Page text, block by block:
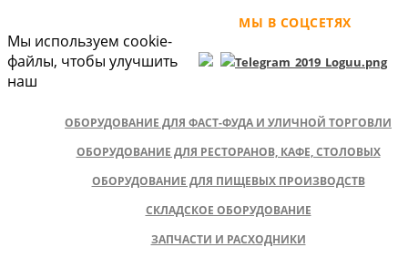
МЫ В СОЦСЕТЯХ
ОБОРУДОВАНИЕ ДЛЯ ФАСТ-ФУДА И УЛИЧНОЙ ТОРГОВЛИ
ОБОРУДОВАНИЕ ДЛЯ РЕСТОРАНОВ, КАФЕ, СТОЛОВЫХ
ОБОРУДОВАНИЕ ДЛЯ ПИЩЕВЫХ ПРОИЗВОДСТВ
СКЛАДСКОЕ ОБОРУДОВАНИЕ
ЗАПЧАСТИ И РАСХОДНИКИ
Мы используем cookie-
файлы, чтобы улучшить
наш